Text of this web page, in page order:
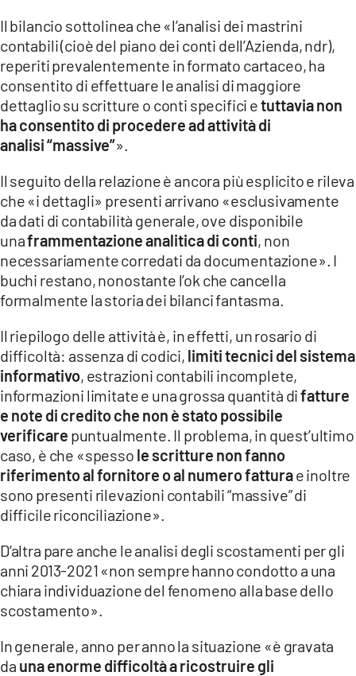
Il bilancio sottolinea che «l’analisi dei mastrini
contabili (cioè del piano dei conti dell’Azienda, ndr),
reperiti prevalentemente in formato cartaceo, ha
consentito di effettuare le analisi di maggiore
dettaglio su scritture o conti specifici etuttavia non
ha consentito di procedere ad attività di
analisi “massive”».
Il seguito della relazione è ancora più esplicito e rileva
che «i dettagli» presenti arrivano «esclusivamente
da dati di contabilità generale, ove disponibile
unaframmentazione analitica di conti, non
necessariamente corredati da documentazione». I
buchi restano, nonostante l’ok che cancella
formalmente la storia dei bilanci fantasma.
Il riepilogo delle attività è, in effetti, un rosario di
difficoltà: assenza di codici, limiti tecnici del sistema
informativo, estrazioni contabili incomplete,
informazioni limitate e una grossa quantità difatture
e note di credito che non è stato possibile
verificare puntualmente. Il problema, in quest’ultimo
caso, è che «spesso le scritture non fanno
riferimento al fornitore o al numero fatturae inoltre
sono presenti rilevazioni contabili “massive” di
difficile riconciliazione».
D’altra pare anche le analisi degli scostamenti per gli
anni 2013-2021 «non sempre hanno condotto a una
chiara individuazione del fenomeno alla base dello
scostamento».
In generale, anno per anno la situazione «è gravata
da una enorme difficoltà a ricostruire gli